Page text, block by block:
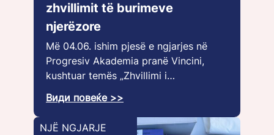
zhvillimit të burimeve
njerëzore
Më 04.06. ishim pjesë e ngjarjes në
Progresiv Akademia pranë Vincini,
kushtuar temës „Zhvillimi i…
Види повеќе >>
NJË NGJARJE